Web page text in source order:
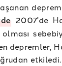
2007’de
olması
depremler,